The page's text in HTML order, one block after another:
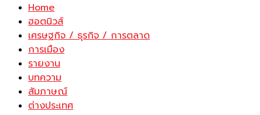
Home
ฮอตนิวส์
เศรษฐกิจ / ธุรกิจ / การตลาด
การเมือง
รายงาน
บทความ
สัมภาษณ์
ต่างประเทศ